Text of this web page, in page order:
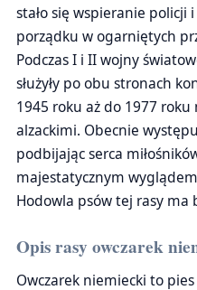
stało się wspieranie policji
porządku w ogarniętych
Podczas I i II wojny
służyły po obu stronach
1945 roku aż do 1977
alzackimi. Obecnie
podbijając serca
majestatycznym
Hodowla psów tej rasy ma
Opis rasy owczarek
Owczarek niemiecki to